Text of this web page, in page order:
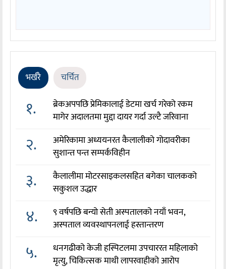
भर्खरै चर्चित
१.
ब्रेकअपपछि प्रेमिकालाई डेटमा खर्च गरेको रकम
मागेर अदालतमा मुद्दा दायर गर्दा उल्टै जरिवाना
२.
अमेरिकामा अध्ययनरत कैलालीको गोदावरीका
सुशान्त पन्त सम्पर्कविहीन
३.
कैलालीमा मोटरसाइकलसहित बगेका चालकको
सकुशल उद्धार
४.
९ वर्षपछि बन्यो सेती अस्पतालको नयाँ भवन,
अस्पताल व्यवस्थापनलाई हस्तान्तरण
५.
धनगढीको केजी हस्पिटलमा उपचाररत महिलाको
मृत्यु, चिकित्सक माथी लापरवाहीको आरोप